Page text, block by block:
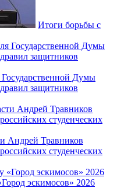
Итоги борьбы с
Государственной Думы
защитников
Андрей Травников
студенческих
эскимосов» 2026